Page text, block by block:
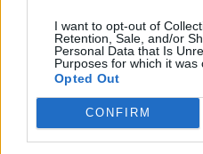
I want to opt-out of
Retention, Sale, and/or
Personal Data that Is
Purposes for which it was
Opted Out
CONFIRM
pas
ndaj